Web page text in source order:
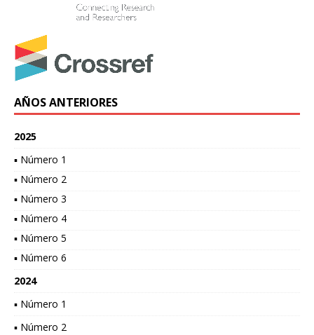
AÑOS ANTERIORES
2025
▪ Número 1
▪ Número 2
▪ Número 3
▪ Número 4
▪ Número 5
▪ Número 6
2024
▪ Número 1
▪ Número 2